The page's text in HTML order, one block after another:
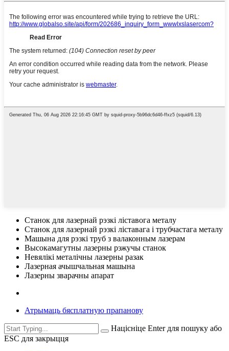
Станок для лазернай рэзкі ліставога металу
Станок для лазернай рэзкі ліставага і трубчастага металу
Машына для рэзкі труб з валаконным лазерам
Высокамагутны лазерны рэжучы станок
Невялікі металічны лазерны разак
Лазерная ачышчальная машына
Лазерны зварачны апарат
Атрымаць бясплатную прапанову
Націсніце Enter для пошуку або
ESC для закрыцця